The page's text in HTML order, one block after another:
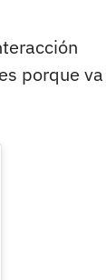
porque va